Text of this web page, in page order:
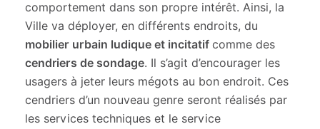
comportement dans son propre intérêt. Ainsi, la
Ville va déployer, en différents endroits, du
mobilier urbain ludique et incitatifcomme des
cendriers de sondage. Il s’agit d’encourager les
usagers à jeter leurs mégots au bon endroit. Ces
cendriers d’un nouveau genre seront réalisés par
les services techniques et le service